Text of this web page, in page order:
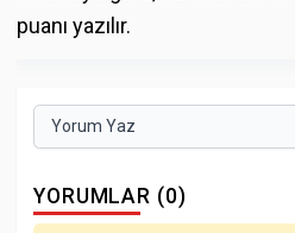
puanı yazılır.
Yorum Yaz
YORUMLAR (0)